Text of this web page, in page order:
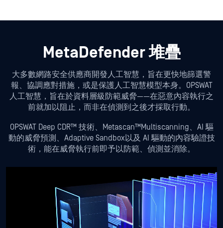
MetaDefender 堆疊
大多數網路安全供應商開發人工智慧，旨在更快地篩選警
報、協調應對措施，或是保護人工智慧模型本身。OPSWAT
人工智慧，旨在於資料層級防範威脅——在惡意內容執行之
前就加以阻止，而非在偵測到之後才採取行動。
OPSWAT Deep CDR™ 技術、Metascan™Multiscanning、AI 驅
動的威脅預測、Adaptive Sandbox以及 AI 驅動的內容驗證技
術，能在威脅執行前即予以防範、偵測並消除。